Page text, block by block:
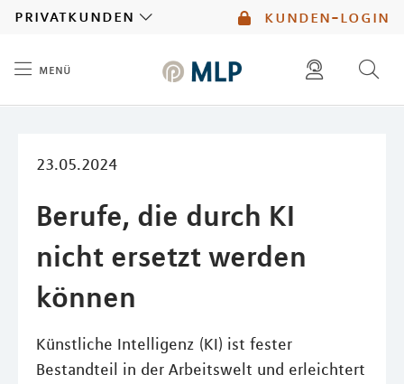
kunden-login
privatkunden
menü
23.05.2024
Berufe, die durch KI
nicht ersetzt werden
können
Künstliche Intelligenz (KI) ist fester
Bestandteil in der Arbeitswelt und erleichtert